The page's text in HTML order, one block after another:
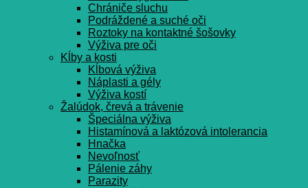
Chrániče sluchu
Podráždené a suché oči
Roztoky na kontaktné šošovky
Výživa pre oči
Kĺby a kosti
Kĺbová výživa
Náplasti a gély
Výživa kostí
Žalúdok, črevá a trávenie
Špeciálna výživa
Histamínová a laktózová intolerancia
Hnačka
Nevoľnosť
Pálenie záhy
Parazity